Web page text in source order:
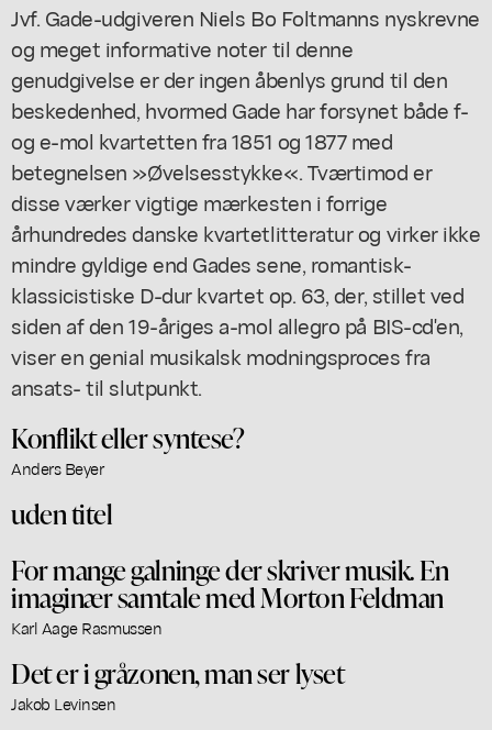
Jvf. Gade-udgiveren Niels Bo Foltmanns nyskrevne
og meget informative noter til denne
genudgivelse er der ingen åbenlys grund til den
beskedenhed, hvormed Gade har forsynet både f-
og e-mol kvartetten fra 1851 og 1877 med
betegnelsen »Øvelsesstykke«. Tværtimod er
disse værker vigtige mærkesten i forrige
århundredes danske kvartetlitteratur og virker ikke
mindre gyldige end Gades sene, romantisk-
klassicistiske D-dur kvartet op. 63, der, stillet ved
siden af den 19-åriges a-mol allegro på BIS-cd'en,
viser en genial musikalsk modningsproces fra
ansats- til slutpunkt.
Konflikt eller syntese?
Anders Beyer
uden titel
For mange galninge der skriver musik. En
imaginær samtale med Morton Feldman
Karl Aage Rasmussen
Det er i gråzonen, man ser lyset
Jakob Levinsen